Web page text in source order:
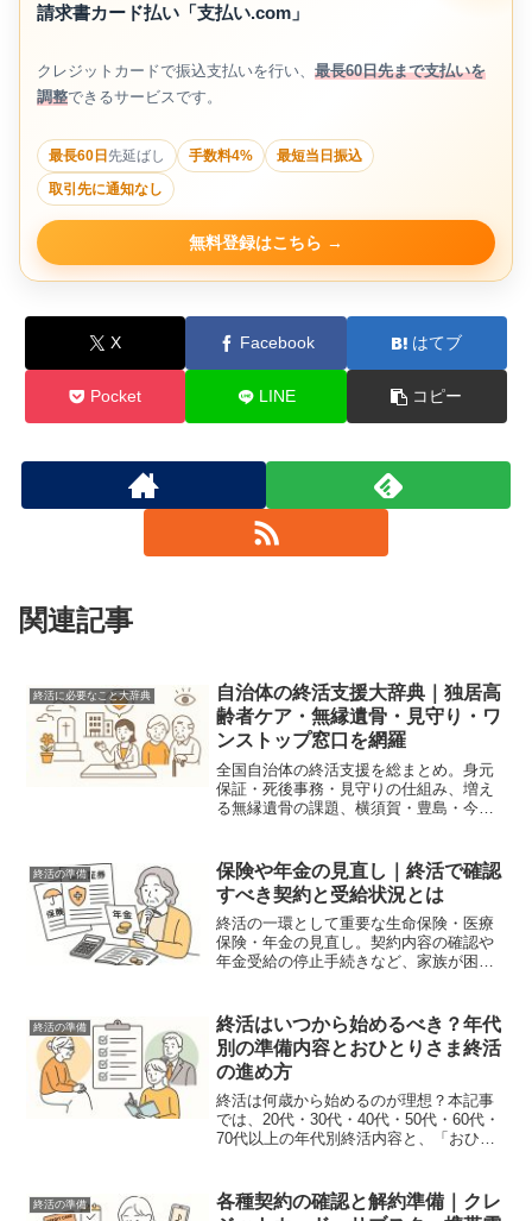
請求書カード払い「支払い.com」
クレジットカードで振込支払いを行い、 最長60日先まで支払いを
調整できるサービスです。
最長60日 先延ばし 手数料4%
最短当日振込
取引先に通知なし
無料登録はこちら
X Facebook はてブ
Pocket LINE コピー
関連記事
終活に必要なこと大辞典
自治体の終活支援大辞典｜独居高
齢者ケア・無縁遺骨・見守り・ワ
ンストップ窓口を網羅
全国自治体の終活支援を総まとめ。身元
保証・死後事務・見守りの仕組み、増え
る無縁遺骨の課題、横須賀・豊島・今治
終活の準備
保険や年金の見直し｜終活で確認
すべき契約と受給状況とは
終活の一環として重要な生命保険・医療
保険・年金の見直し。契約内容の確認や
年金受給の停止手続きなど、家族が困ら
終活の準備
終活はいつから始めるべき？年代
別の準備内容とおひとりさま終活
の進め方
終活は何歳から始めるのが理想？本記事
では、20代・30代・40代・50代・60代・
70代以上の年代別終活内容と、「おひと
終活の準備
各種契約の確認と解約準備｜クレ